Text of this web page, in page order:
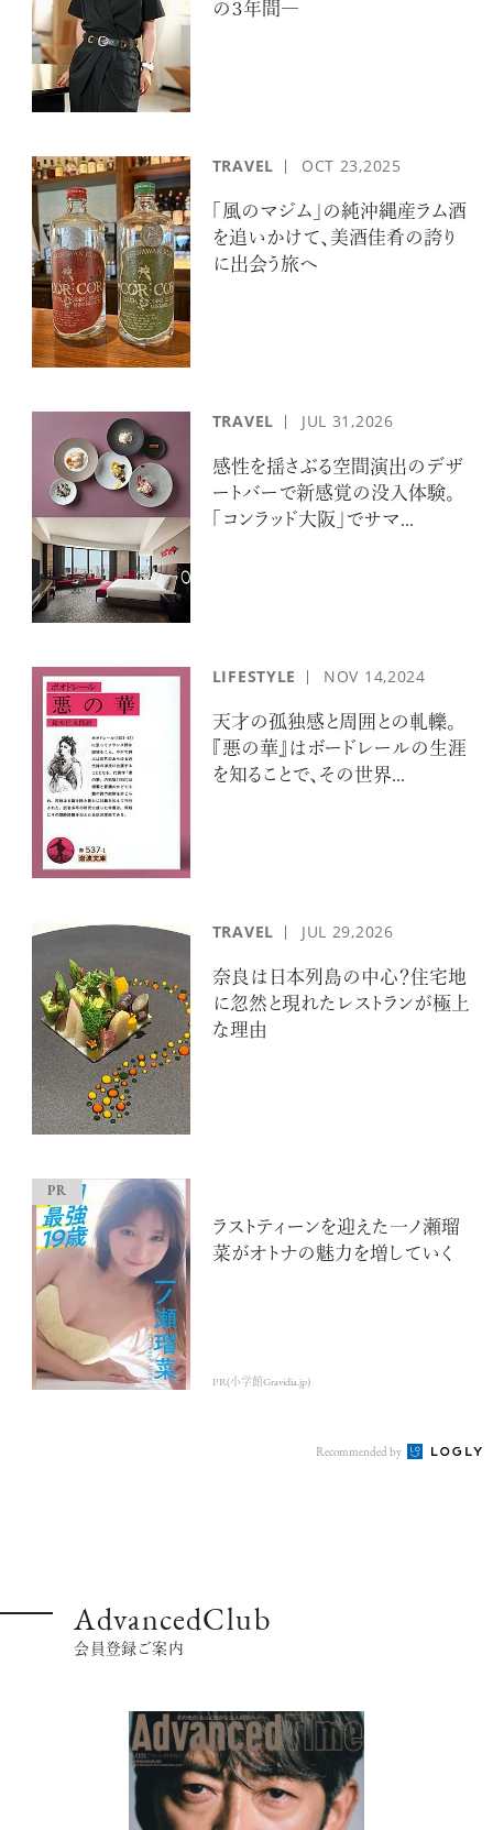
の３年間―
TRAVEL OCT 23,2025
「風のマジム」の純沖縄産ラム酒
を追いかけて、美酒佳肴の誇り
に出会う旅へ
TRAVEL JUL 31,2026
感性を揺さぶる空間演出のデザ
ートバーで新感覚の没入体験。
「コンラッド大阪」でサマ...
LIFESTYLE NOV 14,2024
天才の孤独感と周囲との軋轢。
『悪の華』はボードレールの生涯
を知ることで、その世界...
TRAVEL JUL 29,2026
奈良は日本列島の中心？住宅地
に忽然と現れたレストランが極上
な理由
ラストティーンを迎えた一ノ瀬瑠
菜がオトナの魅力を増していく
PR(小学館Gravidia.jp)
Recommended by
AdvancedClub
会員登録ご案内